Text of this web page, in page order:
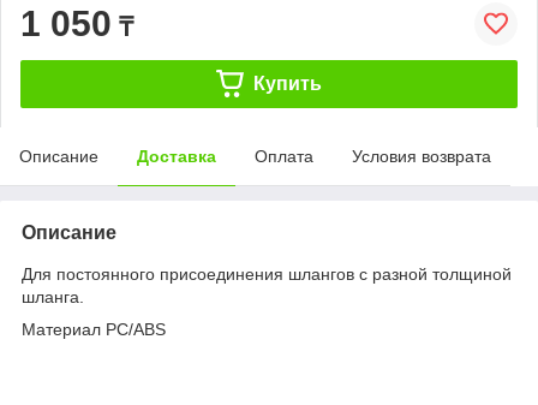
1 050 ₸
Купить
Описание Доставка Оплата Условия возврата
Описание
Для постоянного присоединения шлангов с разной толщиной
шланга.
Материал PC/ABS